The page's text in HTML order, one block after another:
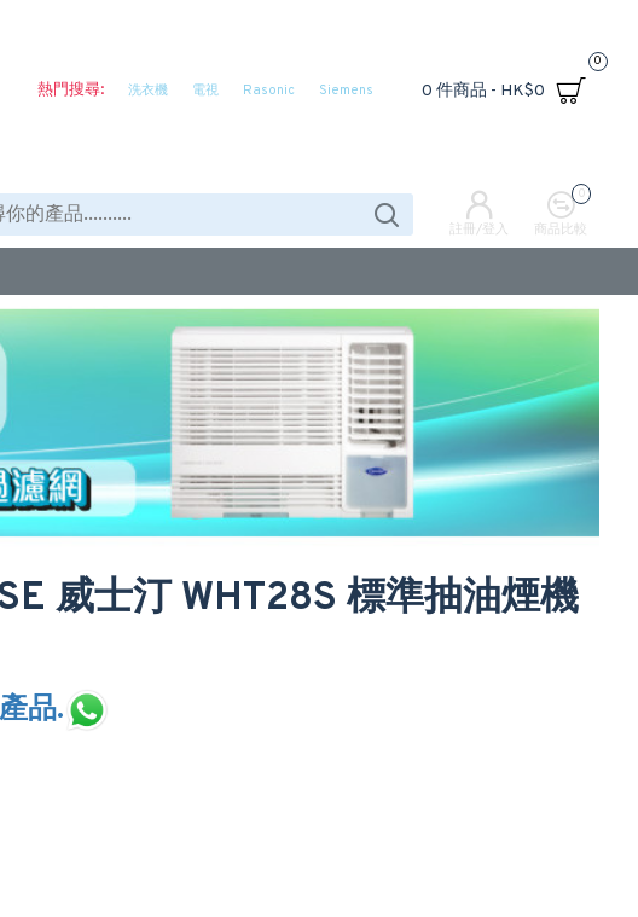
熱門搜尋: 洗衣機 電視 Rasonic Siemens 0 件商品 - HK$0
0
註冊/登入 商品比較
0
威士汀 WHT28S 標準抽油煙機
品.